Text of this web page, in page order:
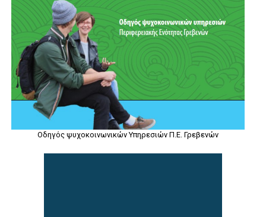
Οδηγός ψυχοκοινωνικών Υπηρεσιών Π.Ε. Γρεβενών